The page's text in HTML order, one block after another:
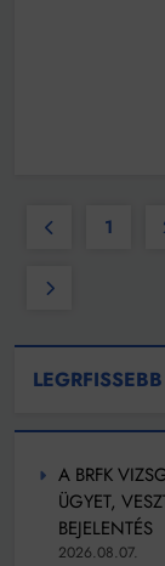
1
A BRFK
ÜGYET,
BEJELENTÉS
2026.08.07.